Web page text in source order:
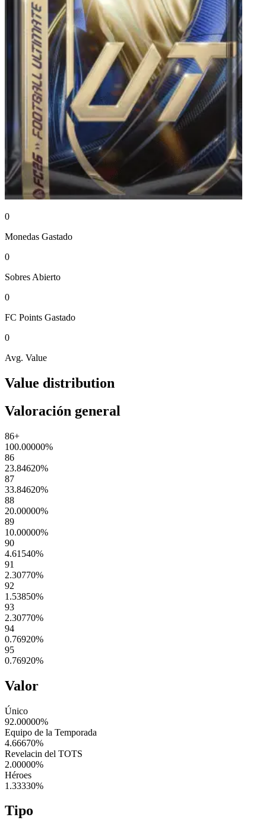
0
Monedas Gastado
0
Sobres Abierto
0
FC Points Gastado
0
Avg. Value
Value distribution
Valoración general
86+
100.00000%
86
23.84620%
87
33.84620%
88
20.00000%
89
10.00000%
90
4.61540%
91
2.30770%
92
1.53850%
93
2.30770%
94
0.76920%
95
0.76920%
Valor
Único
92.00000%
Equipo de la Temporada
4.66670%
Revelacin del TOTS
2.00000%
Héroes
1.33330%
Tipo